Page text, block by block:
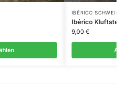
IBÉRICO
Ibérico
9,00 €